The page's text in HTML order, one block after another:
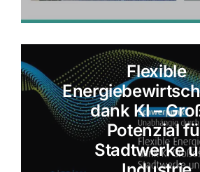
Flexible
dank KI –
Potenzial
Stadtwerke